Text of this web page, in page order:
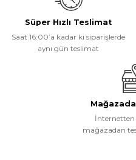
Bu ürüne benzer farklı
Süper Hızlı Teslimat
Saat 16:00’a kadar ki siparişlerde
aynı gün teslimat
İnternetten
mağazadan